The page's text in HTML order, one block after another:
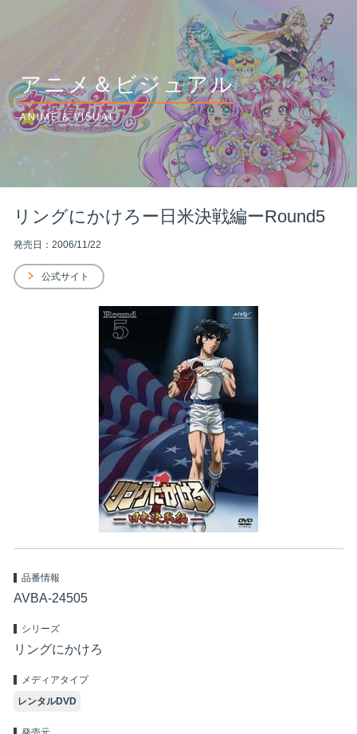
アニメ＆ビジュアル
ANIME & VISUAL
リングにかけろー日米決戦編ーRound5
発売日：2006/11/22
公式サイト
品番情報
AVBA-24505
シリーズ
リングにかけろ
メディアタイプ
レンタルDVD